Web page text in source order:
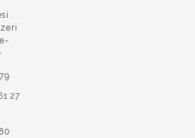
27